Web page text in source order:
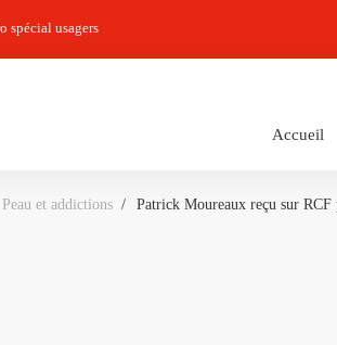
spécial usagers
Accueil
Peau et addictions Patrick Moureaux reçu sur